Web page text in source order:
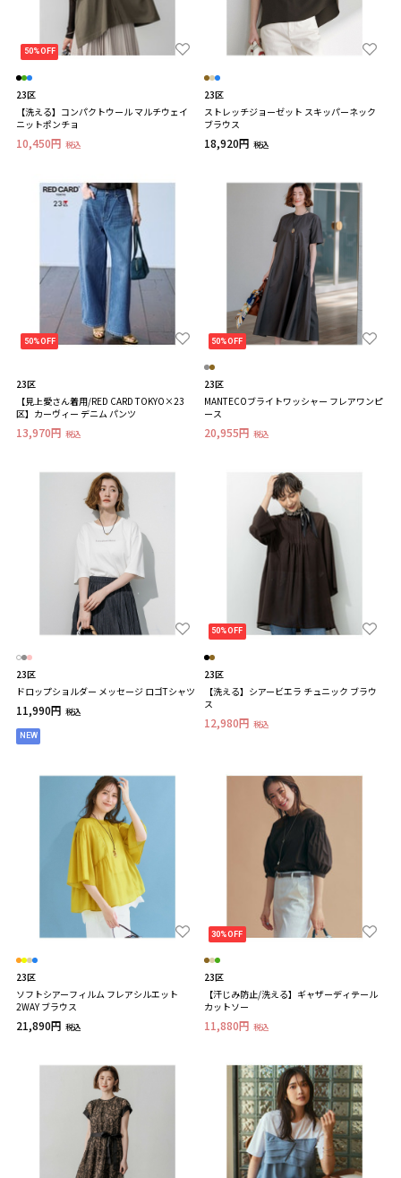
50%OFF
23区
【洗える】コンパクトウール マルチウェイ
ニットポンチョ
10,450円 税込
23区
ストレッチジョーゼット スキッパーネック
ブラウス
18,920円 税込
50%OFF
23区
【見上愛さん着用/RED CARD TOKYO×23
区】カーヴィー デニム パンツ
13,970円 税込
50%OFF
23区
MANTECOブライトワッシャー フレアワンピ
ース
20,955円 税込
23区
ドロップショルダー メッセージ ロゴTシャツ
11,990円 税込
NEW
50%OFF
23区
【洗える】シアービエラ チュニック ブラウ
ス
12,980円 税込
23区
ソフトシアーフィルム フレアシルエット
2WAY ブラウス
21,890円 税込
30%OFF
23区
【汗じみ防止/洗える】ギャザーディテール
カットソー
11,880円 税込